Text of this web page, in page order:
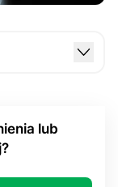
Od wejścia
warto
lub